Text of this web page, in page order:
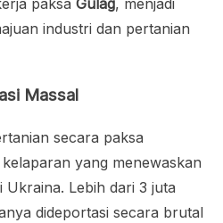
paksa Gulag, menjadi
industri dan pertanian
Massal
secara paksa
yang menewaskan
Lebih dari 3 juta
dideportasi secara brutal